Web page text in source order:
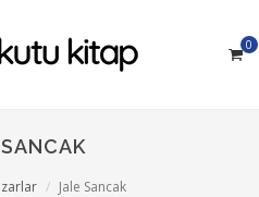
0
Jale Sancak